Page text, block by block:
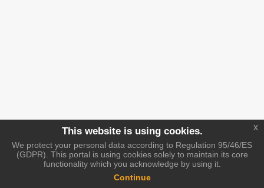
This website is using cookies.
We protect your personal data according to Regulation 95/46/ES
(GDPR). This portal is using cookies solely to maintain its core
functionality which you acknowledge by using it.
Continue
x